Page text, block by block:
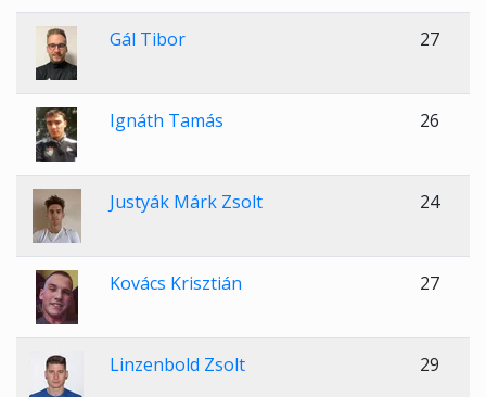
Gál Tibor 27
Ignáth Tamás 26
Justyák Márk Zsolt 24
Kovács Krisztián 27
Linzenbold Zsolt 29